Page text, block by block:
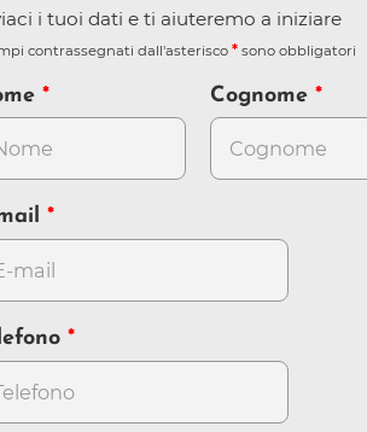
i tuoi dati e ti aiuteremo a iniziare
contrassegnati dall'asterisco sono obbligatori
Cognome